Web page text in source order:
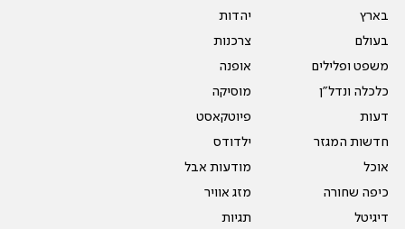
בארץ
בעולם
משפט ופלילים
כלכלה ונדל"ן
דעות
חדשות המגזר
אוכל
כיפה שחורה
דיגיטל
יהדות
צרכנות
אופנה
מוסיקה
פיוטקאסט
ילדודס
מודעות אבל
מזג אוויר
תגיות